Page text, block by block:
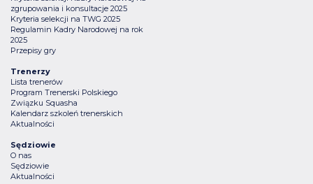
zgrupowania i konsultacje 2025
Kryteria selekcji na TWG 2025
Regulamin Kadry Narodowej na rok
2025
Przepisy gry
Trenerzy
Lista trenerów
Program Trenerski Polskiego
Związku Squasha
Kalendarz szkoleń trenerskich
Aktualności
Sędziowie
O nas
Sędziowie
Aktualności